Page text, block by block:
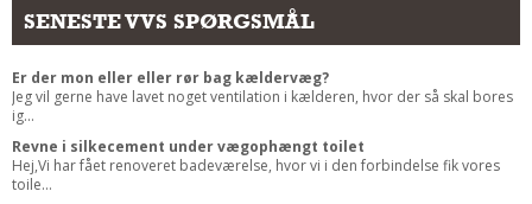
SENESTE VVS SPØRGSMÅL
Er der mon eller eller rør bag kældervæg?
Jeg vil gerne have lavet noget ventilation i kælderen, hvor der så skal bores
ig...
Revne i silkecement under vægophængt toilet
Hej,Vi har fået renoveret badeværelse, hvor vi i den forbindelse fik vores
toile...